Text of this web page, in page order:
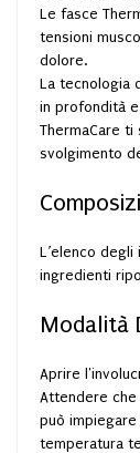
Le fasce
tensioni
dolore.
La tecnologia
in profondità
ThermaCare
svolgimento
L’elenco
ingredienti
Modalità
Aprire
Attendere che
può
temperatura